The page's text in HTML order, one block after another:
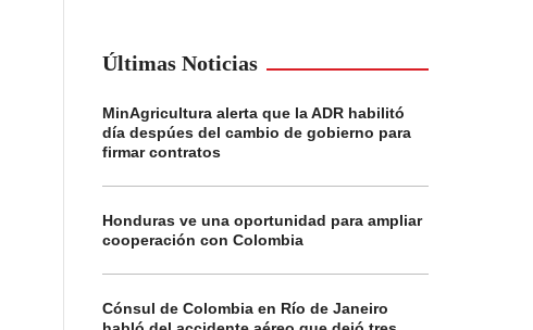
Últimas Noticias
MinAgricultura alerta que la ADR habilitó
día despúes del cambio de gobierno para
firmar contratos
Honduras ve una oportunidad para ampliar
cooperación con Colombia
Cónsul de Colombia en Río de Janeiro